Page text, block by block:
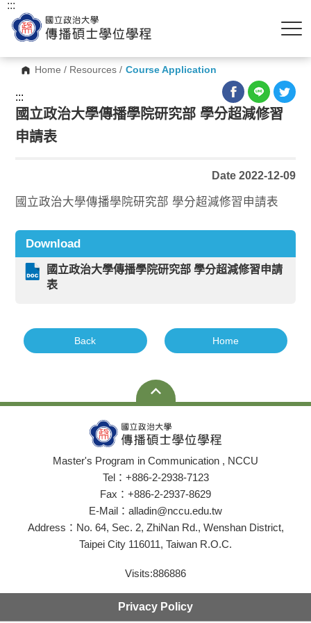
Home / Resources / Course Application
:::
:::
國立政治大學傳播學院研究部 學分超減修習
申請表
Date 2022-12-09
國立政治大學傳播學院研究部 學分超減修習申請表
Download
國立政治大學傳播學院研究部 學分超減修習申請
表
Back Home
Master's Program in Communication , NCCU
Tel：+886-2-2938-7123
Fax：+886-2-2937-8629
E-Mail：alladin@nccu.edu.tw
Address：No. 64, Sec. 2, ZhiNan Rd., Wenshan District,
Taipei City 116011, Taiwan R.O.C.
Visits:886886
Privacy Policy